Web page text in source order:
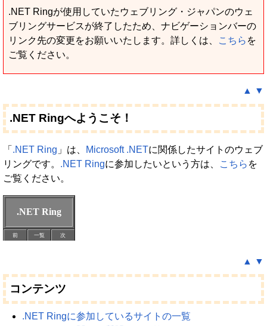
.NET Ringが使用していたウェブリング・ジャパンのウェ
ブリングサービスが終了したため、ナビゲーションバーの
リンク先の変更をお願いいたします。詳しくは、
こちら を
ご覧ください。
▲ ▼
.NET Ringへようこそ！
「 .NET Ring 」は、 Microsoft .NETに関係したサイトのウェブ
リングです。 .NET Ringに参加したいという方は、 こちら を
ご覧ください。
▲ ▼
コンテンツ
.NET Ringに参加しているサイトの一覧